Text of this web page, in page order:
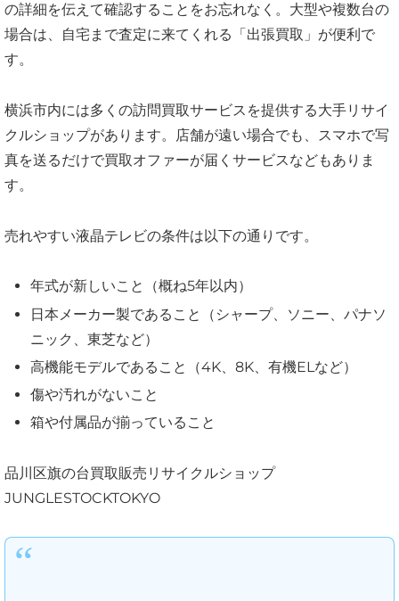
の詳細を伝えて確認することをお忘れなく。大型や複数台の
場合は、自宅まで査定に来てくれる「出張買取」が便利で
す。
横浜市内には多くの訪問買取サービスを提供する大手リサイ
クルショップがあります。店舗が遠い場合でも、スマホで写
真を送るだけで買取オファーが届くサービスなどもありま
す。
売れやすい液晶テレビの条件は以下の通りです。
年式が新しいこと（概ね5年以内）
日本メーカー製であること（シャープ、ソニー、パナソ
ニック、東芝など）
高機能モデルであること（4K、8K、有機ELなど）
傷や汚れがないこと
箱や付属品が揃っていること
品川区旗の台買取販売リサイクルショップ
JUNGLESTOCKTOKYO